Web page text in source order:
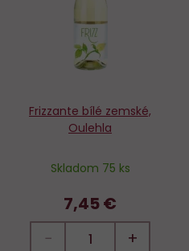
Frizzante bílé zemské,
Oulehla
Skladom 75 ks
7,45 €
− +